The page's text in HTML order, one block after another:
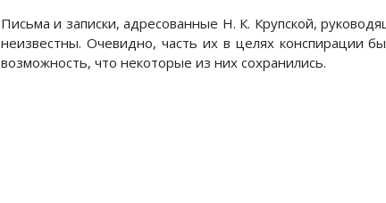
Письма и записки, адресованные Н. К. Крупской,
неизвестны. Очевидно, часть их в целях конспирации
возможность, что некоторые из них сохранились.